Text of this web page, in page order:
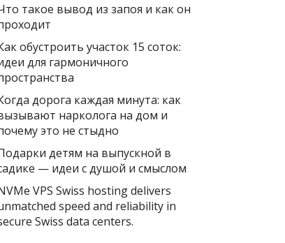
такое вывод из запоя и как он
обустроить участок 15 соток:
для гармоничного
дорога каждая минута: как
нарколога на дом и
это не стыдно
детям на выпускной в
— идеи с душой и смыслом
VPS Swiss hosting delivers
speed and reliability in
Swiss data centers.